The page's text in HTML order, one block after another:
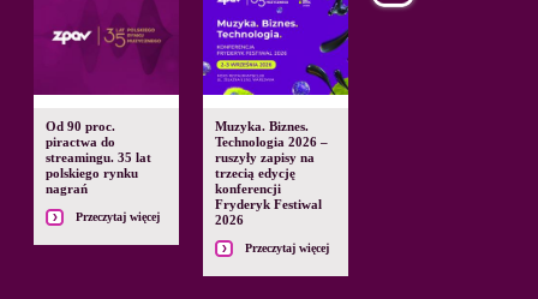
Od 90 proc.
piractwa do
streamingu. 35 lat
polskiego rynku
nagrań
Przeczytaj więcej
Muzyka. Biznes.
Technologia 2026 –
ruszyły zapisy na
trzecią edycję
konferencji
Fryderyk Festiwal
2026
Przeczytaj więcej